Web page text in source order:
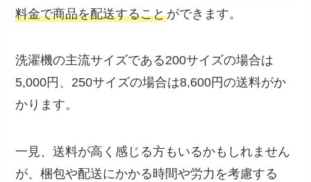
料金で商品を配送することができます。
洗濯機の主流サイズである200サイズの場合は
5,000円、250サイズの場合は8,600円の送料がか
かります。
一見、送料が高く感じる方もいるかもしれません
が、梱包や配送にかかる時間や労力を考慮する